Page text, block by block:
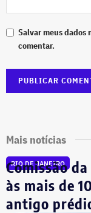
Salvar meus dados
comentar.
Mais notícias
RIO DE JANEIRO
Comissão
às mais de
antigo